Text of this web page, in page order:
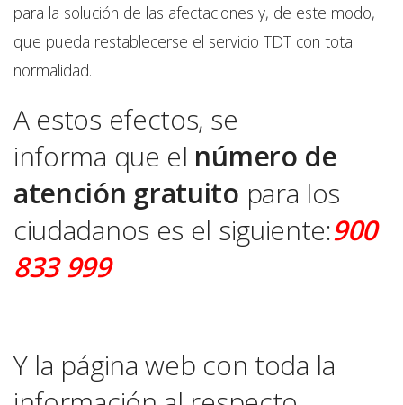
para la solución de las afectaciones y, de este modo,
que pueda restablecerse el servicio TDT con total
normalidad.
A estos efectos, se
informa que el número de
atención gratuito para los
ciudadanos es el siguiente:900
833 999
Y la página web con toda la